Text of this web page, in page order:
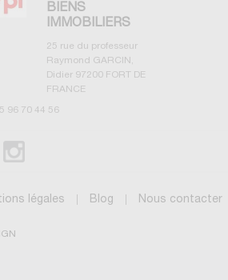
BIENS
IMMOBILIERS
25 rue du professeur
Raymond GARCIN,
Didier 97200 FORT DE
FRANCE
96 70 44 56
légales Blog Nous contacter